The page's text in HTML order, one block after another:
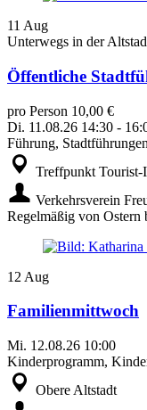
11 Aug
Unterwegs in der
Öffentliche
pro Person 10,00 €
Di. 11.08.26 14:30 -
Führung, Stadtführungen
Treffpunkt Tourist-
Verkehrsverein
Regelmäßig von Ostern
12 Aug
Familienmittwoch
Mi. 12.08.26 10:00
Kinderprogramm,
Obere Altstadt